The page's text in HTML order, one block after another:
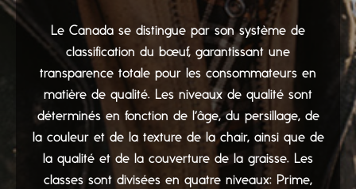
Le Canada se distingue par son système de
classification du bœuf, garantissant une
transparence totale pour les consommateurs en
matière de qualité. Les niveaux de qualité sont
déterminés en fonction de l’âge, du persillage, de
la couleur et de la texture de la chair, ainsi que de
la qualité et de la couverture de la graisse. Les
classes sont divisées en quatre niveaux: Prime,